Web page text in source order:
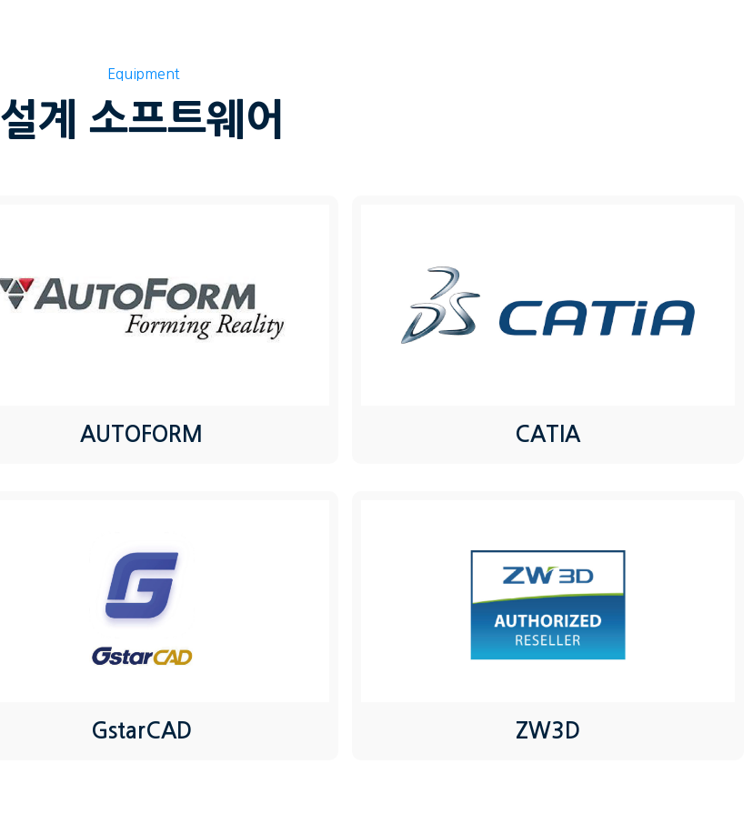
Equipment
설계 소프트웨어
AUTOFORM CATIA
GstarCAD ZW3D